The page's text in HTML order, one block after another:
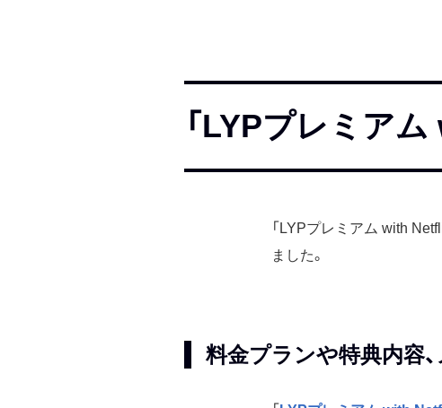
「LYPプレミア
「LYPプレミアム with
ました。
料金プランや特典内容